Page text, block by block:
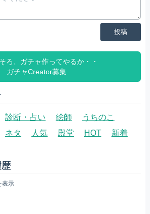
投稿
ろ、ガチャ作ってやるか・・
ガチャCreator募集
診断・占い 絵師
うちのこ
ネタ 人気 殿堂 HOT 新着
表示